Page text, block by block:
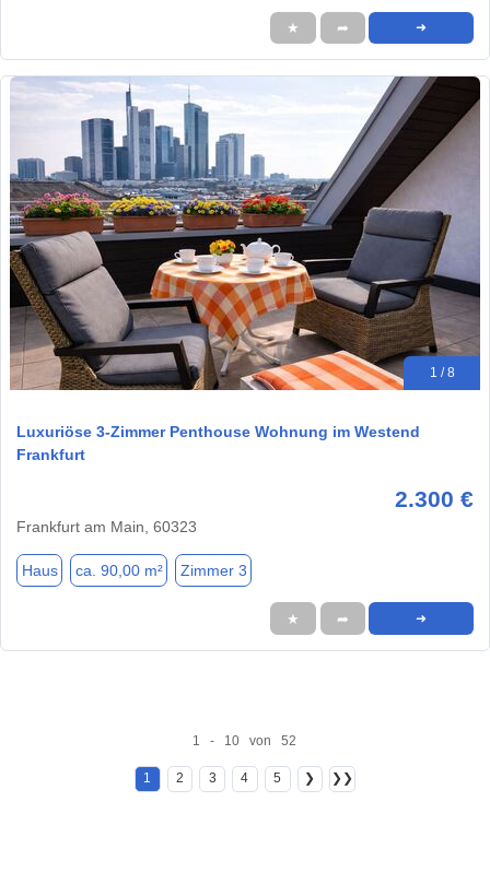
★ ➦ ➜
1 / 8
Luxuriöse 3-Zimmer Penthouse Wohnung im Westend
Frankfurt
2.300 €
Frankfurt am Main, 60323
Haus ca. 90,00 m² Zimmer 3
★ ➦ ➜
1 - 10 von 52
1 2 3 4 5 ❯ ❯❯